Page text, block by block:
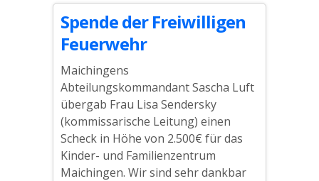
Spende der Freiwilligen
Feuerwehr
Maichingens
Abteilungskommandant Sascha Luft
übergab Frau Lisa Sendersky
(kommissarische Leitung) einen
Scheck in Höhe von 2.500€ für das
Kinder- und Familienzentrum
Maichingen. Wir sind sehr dankbar